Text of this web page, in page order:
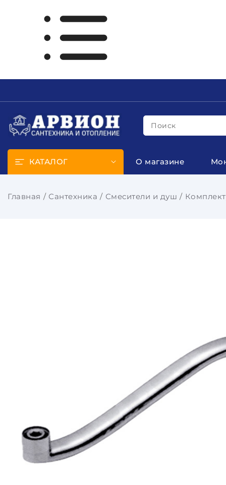
Поиск
КАТАЛОГ О магазине
Главная Сантехника Смесители и душ